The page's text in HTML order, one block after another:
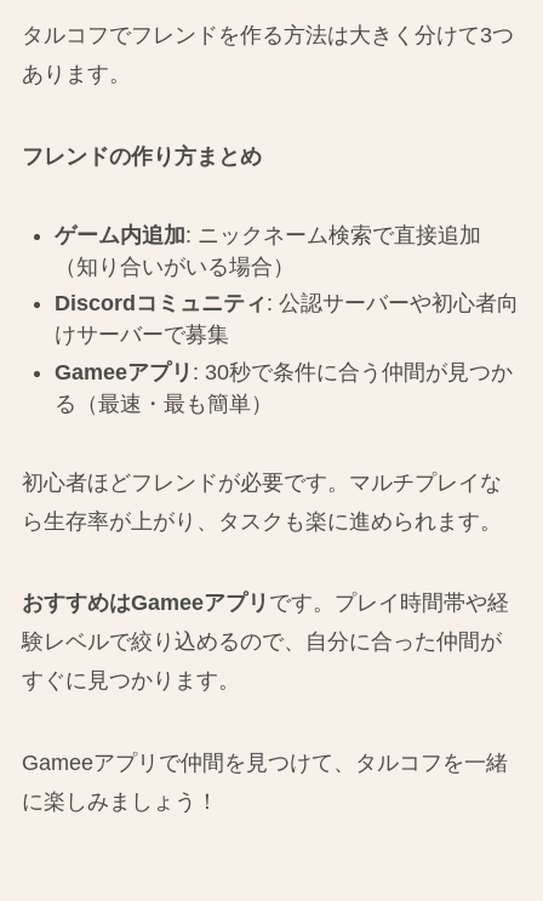
タルコフでフレンドを作る方法は大きく分けて3つ
あります。
フレンドの作り方まとめ
ゲーム内追加: ニックネーム検索で直接追加
（知り合いがいる場合）
Discordコミュニティ: 公認サーバーや初心者向
けサーバーで募集
Gameeアプリ : 30秒で条件に合う仲間が見つか
る（最速・最も簡単）
初心者ほどフレンドが必要です。マルチプレイな
ら生存率が上がり、タスクも楽に進められます。
おすすめはGameeアプリ です。プレイ時間帯や経
験レベルで絞り込めるので、自分に合った仲間が
すぐに見つかります。
Gameeアプリで仲間を見つけて、タルコフを一緒
に楽しみましょう！